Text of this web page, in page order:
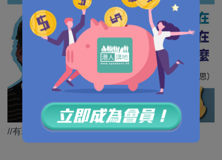
//有理有據，講得好！ //